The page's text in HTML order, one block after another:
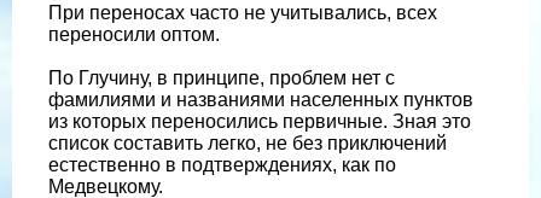
При переносах часто не учитывались, всех
переносили оптом.
По Глучину, в принципе, проблем нет с
фамилиями и названиями населенных пунктов
из которых переносились первичные. Зная это
список составить легко, не без приключений
естественно в подтверждениях, как по
Медвецкому.